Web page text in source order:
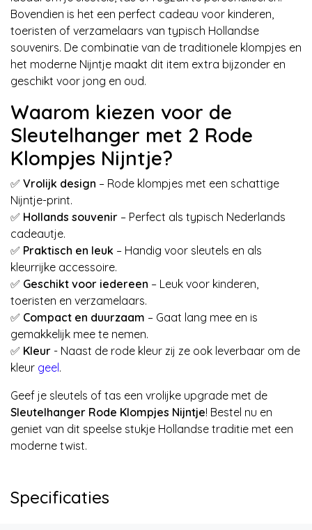
Bovendien is het een perfect cadeau voor kinderen,
toeristen of verzamelaars van typisch Hollandse
souvenirs. De combinatie van de traditionele klompjes en
het moderne Nijntje maakt dit item extra bijzonder en
geschikt voor jong en oud.
Waarom kiezen voor de
Sleutelhanger met 2 Rode
Klompjes Nijntje?
✅ Vrolijk design – Rode klompjes met een schattige
Nijntje-print.
✅ Hollands souvenir – Perfect als typisch Nederlands
cadeautje.
✅ Praktisch en leuk – Handig voor sleutels en als
kleurrijke accessoire.
✅ Geschikt voor iedereen – Leuk voor kinderen,
toeristen en verzamelaars.
✅ Compact en duurzaam – Gaat lang mee en is
gemakkelijk mee te nemen.
✅ Kleur - Naast de rode kleur zij ze ook leverbaar om de
kleur geel.
Geef je sleutels of tas een vrolijke upgrade met de
Sleutelhanger Rode Klompjes Nijntje! Bestel nu en
geniet van dit speelse stukje Hollandse traditie met een
moderne twist.
Specificaties